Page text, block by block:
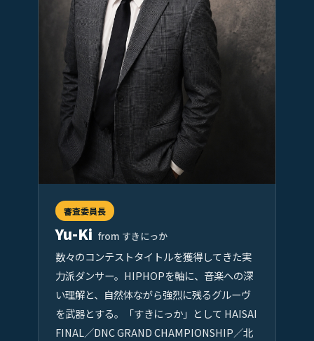
審査委員長
Yu-Ki from すきにっか
数々のコンテストタイトルを獲得してきた実
力派ダンサー。HIPHOPを軸に、音楽への深
い理解と、自然体ながら強烈に残るグルーヴ
を武器とする。「すきにっか」として HAISAI
FINAL／DNC GRAND CHAMPIONSHIP／北